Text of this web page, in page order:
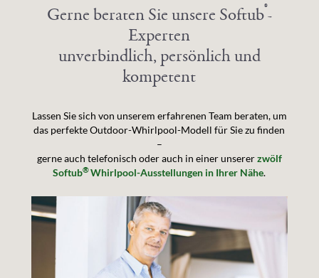
Gerne beraten Sie unsere Softub®-
Experten
unverbindlich, persönlich und
kompetent
Lassen Sie sich von unserem erfahrenen Team beraten, um
das perfekte Outdoor-Whirlpool-Modell für Sie zu finden
–
gerne auch telefonisch oder auch in einer unsererzwölf
Softub®Whirlpool-Ausstellungen in Ihrer Nähe.